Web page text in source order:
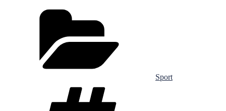
Sport